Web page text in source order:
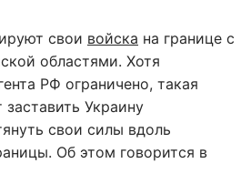
свои войска на границе с
областями. Хотя
РФ ограничено, такая
Украину
свои силы вдоль
Об этом говорится в